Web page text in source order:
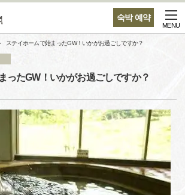
숙박 예약
MENU
ステイホームで始まったGW！いかがお過ごしですか？
ったGW！いかがお過ごしですか？